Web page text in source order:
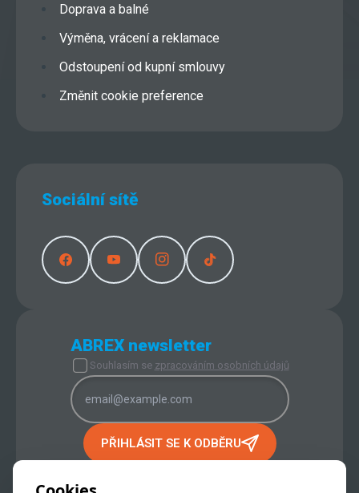
Doprava a balné
Výměna, vrácení a reklamace
Odstoupení od kupní smlouvy
Změnit cookie preference
Sociální sítě
ABREX newsletter
Souhlasím se zpracováním osobních údajů
PŘIHLÁSIT SE K ODBĚRU